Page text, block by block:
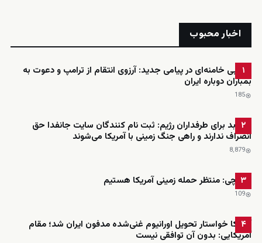
اخبار محبوب
۱
مجتبی خامنه‌ای در پیامی جدید: آرزوی انتقام از ترامپ و دعوت به
بمباران دوباره ایران
185
۲
خبر بد برای طرفداران رژیم: ثبت نام کنندگان سایت جانفدا حق
انصراف ندارند و راهی جنگ زمینی با آمریکا می‌شوند
8٬879
۳
عراقچی: منتظر حمله زمینی آمریکا هستیم
109
۴
آمریکا خواستار تحویل اورانیوم غنی‌شده مدفون ایران شد؛ مقام
آمریکایی: بدون آن توافقی نیست